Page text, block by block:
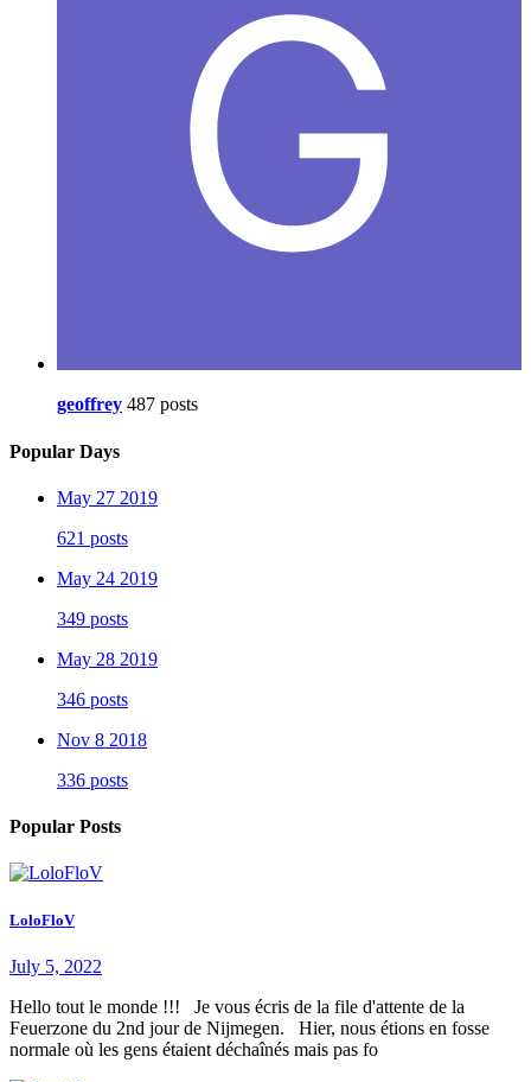
geoffrey 487 posts
Popular Days
May 27 2019
621 posts
May 24 2019
349 posts
May 28 2019
346 posts
Nov 8 2018
336 posts
Popular Posts
LoloFloV
July 5, 2022
Hello tout le monde !!! Je vous écris de la file d'attente de la
Feuerzone du 2nd jour de Nijmegen. Hier, nous étions en fosse
normale où les gens étaient déchaînés mais pas fo